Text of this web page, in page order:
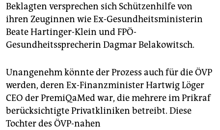
Beklagten versprechen sich Schützenhilfe von
ihren Zeuginnen wie Ex-Gesundheitsministerin
Beate Hartinger-Klein und FPÖ-
Gesundheitssprecherin Dagmar Belakowitsch.
Unangenehm könnte der Prozess auch für die ÖVP
werden, deren Ex-Finanzminister Hartwig Löger
CEO der PremiQaMed war, die mehrere im Prikraf
berücksichtigte Privatkliniken betreibt. Diese
Tochter des ÖVP-nahen